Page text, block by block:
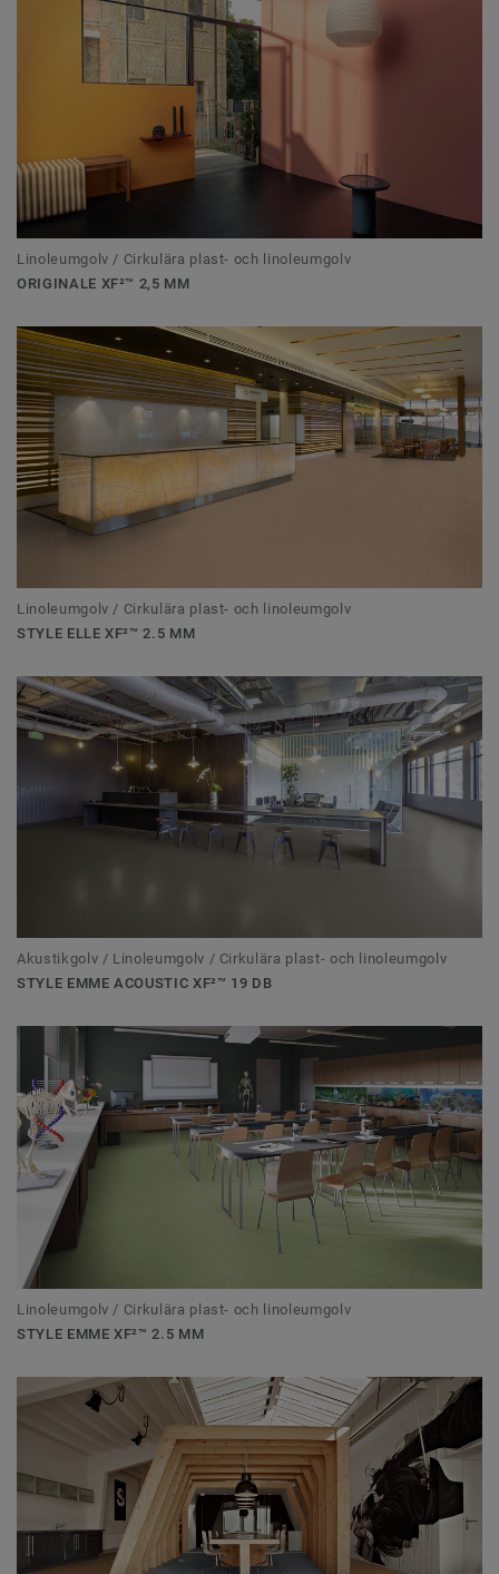
Linoleumgolv / Cirkulära plast- och linoleumgolv
ORIGINALE XF²™ 2,5 MM
Linoleumgolv / Cirkulära plast- och linoleumgolv
STYLE ELLE XF²™ 2.5 MM
Akustikgolv / Linoleumgolv / Cirkulära plast- och linoleumgolv
STYLE EMME ACOUSTIC XF²™ 19 DB
Linoleumgolv / Cirkulära plast- och linoleumgolv
STYLE EMME XF²™ 2.5 MM